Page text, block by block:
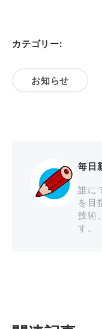
カテゴリー:
お知らせ
毎日
誰に
を目
技術
す。